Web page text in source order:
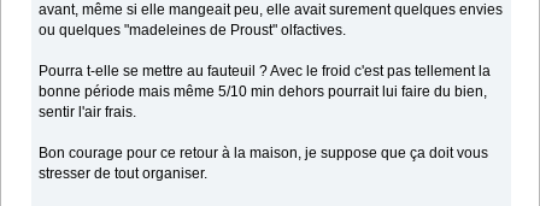
avant, même si elle mangeait peu, elle avait surement quelques envies
ou quelques "madeleines de Proust" olfactives.
Pourra t-elle se mettre au fauteuil ? Avec le froid c'est pas tellement la
bonne période mais même 5/10 min dehors pourrait lui faire du bien,
sentir l'air frais.
Bon courage pour ce retour à la maison, je suppose que ça doit vous
stresser de tout organiser.